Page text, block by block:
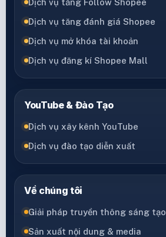
Dịch vụ tăng đánh giá Shopee
Dịch vụ mở khóa tài khoản
Dịch vụ đăng kí Shopee Mall
YouTube & Đào Tạo
Dịch vụ xây kênh YouTube
Dịch vụ đào tạo diễn xuất
Về chúng tôi
Giải pháp truyền thông sáng tạo
Sản xuất nội dung & media